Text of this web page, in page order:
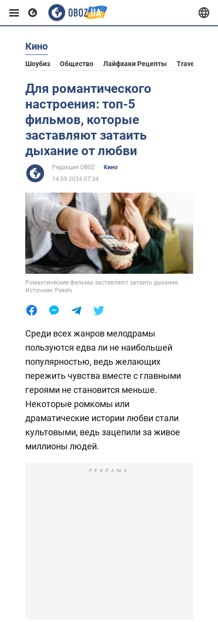
Европа
Азия
Африка
Жизнь
Лайфхаки
Кино
Шоубиз Общество Лайфхаки Рецепты Travel
Для романтического
настроения: топ-5
фильмов, которые
заставляют затаить
дыхание от любви
Редакция OBOZ
Кино
14.09.2024 07:34
Романтические фильмы заставляют затаить дыхание.
Источник: Pexels
Среди всех жанров мелодрамы
пользуются едва ли не наибольшей
популярностью, ведь желающих
пережить чувства вместе с главными
героями не становится меньше.
Некоторые ромкомы или
драматические истории любви стали
культовыми, ведь зацепили за живое
миллионы людей.
РЕКЛАМА